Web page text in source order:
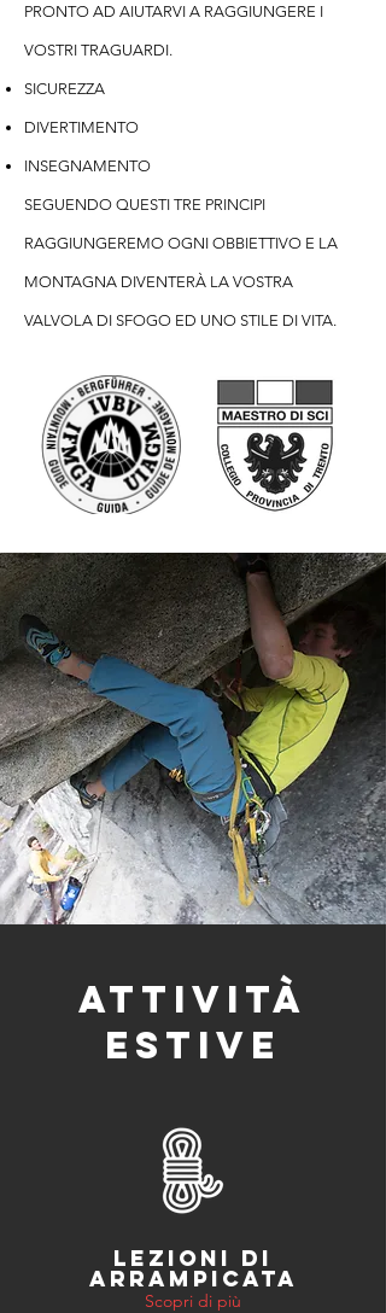
PRONTO AD AIUTARVI A RAGGIUNGERE I
VOSTRI TRAGUARDI.
SICUREZZA
DIVERTIMENTO
INSEGNAMENTO
SEGUENDO QUESTI TRE PRINCIPI
RAGGIUNGEREMO OGNI OBBIETTIVO E LA
MONTAGNA DIVENTERÀ LA VOSTRA
VALVOLA DI SFOGO ED UNO STILE DI VITA.
ATTIVITÀ
ESTIVE
LEZIONI DI
ARRAMPICATA
Scopri di più